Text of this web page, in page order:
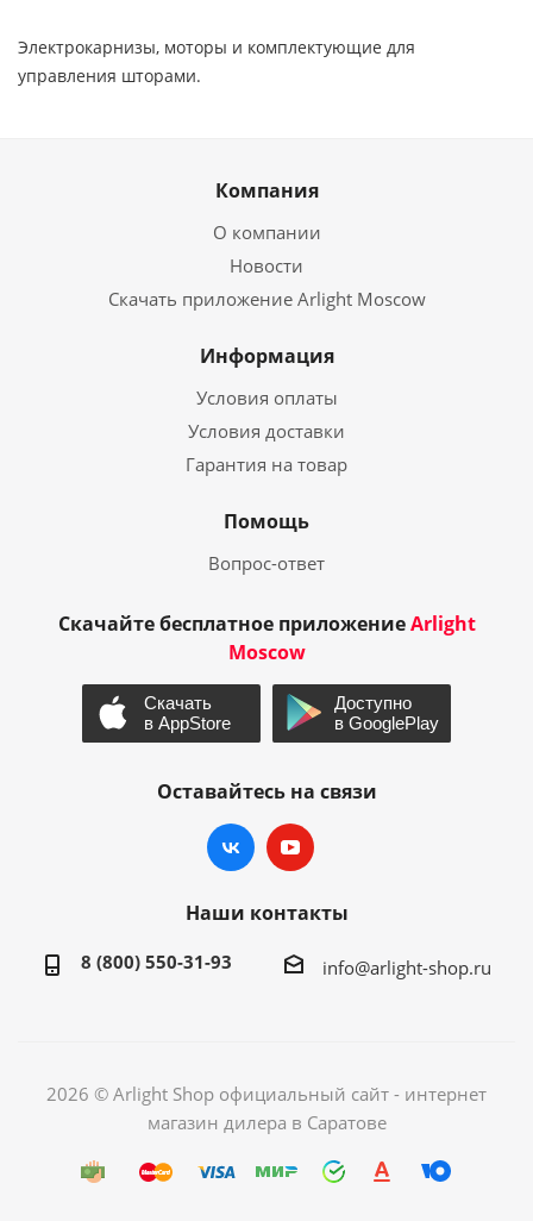
Электрокарнизы, моторы и комплектующие для
управления шторами.
Компания
О компании
Новости
Скачать приложение Arlight Moscow
Информация
Условия оплаты
Условия доставки
Гарантия на товар
Помощь
Вопрос-ответ
Скачайте бесплатное приложениеArlight
Moscow
Оставайтесь на связи
Наши контакты
8 (800) 550-31-93 info@arlight-shop.ru
2026 © Arlight Shop официальный сайт - интернет
магазин дилера в Саратове